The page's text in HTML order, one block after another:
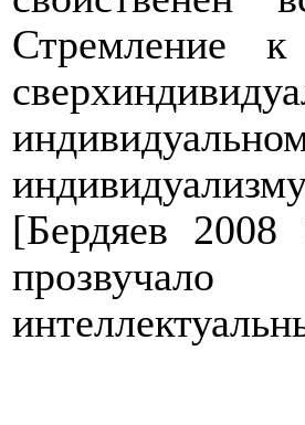
Стремление
[Бердяев 2008